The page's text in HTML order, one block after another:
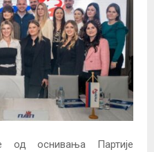
од оснивања Партије